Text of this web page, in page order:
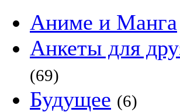
Аниме и Манга
Анкеты для
(69)
Будущее (6)